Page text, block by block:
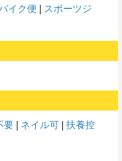
イク便
スポーツジ
要 ネイル可
扶養控